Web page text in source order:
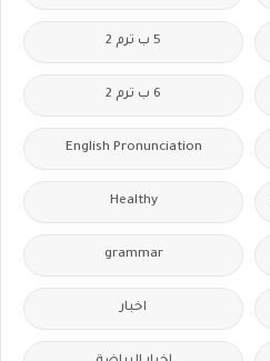
5 ب ترم 2
6 ب ترم 2
English Pronunciation
Healthy
grammar
اخبار